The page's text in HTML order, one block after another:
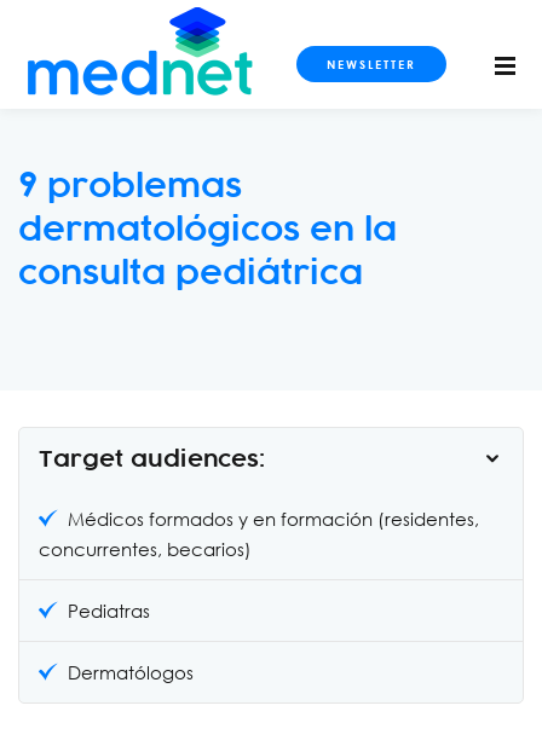
NEWSLETTER
CURSOS
and Intensive
9 problemas
dermatológicos en la
consulta pediátrica
Target audiences:
Médicos formados y en formación (residentes,
concurrentes, becarios)
Pediatras
Dermatólogos